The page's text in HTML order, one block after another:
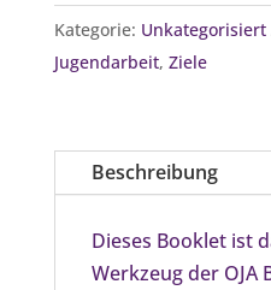
Nachher-
Vergleich
Menge
Kategorie: Unkategorisiert
Jugendarbeit, Ziele
Beschreibung
Dieses Booklet ist
Werkzeug der OJA